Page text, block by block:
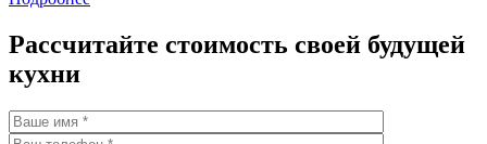
Рассчитайте стоимость своей будущей
кухни